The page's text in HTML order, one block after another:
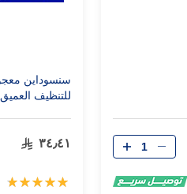
الكمية
للتنظيف العميق
٣٤٫٤١
تقييم: